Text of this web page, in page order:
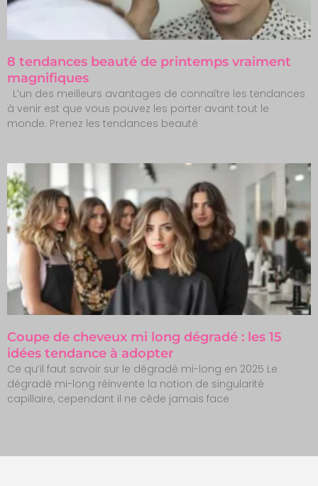
8 tendances beauté de printemps vraiment
magnifiques
L’un des meilleurs avantages de connaître les tendances
à venir est que vous pouvez les porter avant tout le
monde. Prenez les tendances beauté
Coupe de cheveux mi long dégradé : les 15
idées tendance à adopter
Ce qu’il faut savoir sur le dégradé mi-long en 2025 Le
dégradé mi-long réinvente la notion de singularité
capillaire, cependant il ne cède jamais face